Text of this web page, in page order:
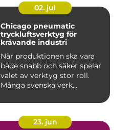
02. jul
Chicago pneumatic
tryckluftsverktyg för
krävande industri
När produktionen ska vara
både snabb och säker spelar
valet av verktyg stor roll.
Många svenska verk...
23. jun